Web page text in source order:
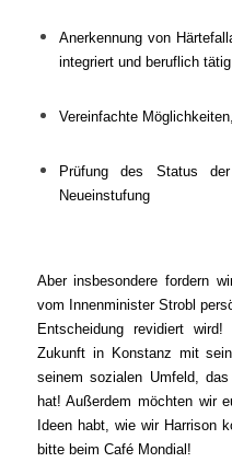
Anerkennung von
integriert und beruflich tätig
Vereinfachte
Prüfung des Status der
Neueinstufung
Aber insbesondere fordern
vom Innenminister Strobl
Entscheidung revidiert
Zukunft in Konstanz mit
seinem sozialen Umfeld,
hat! Außerdem möchten wir
Ideen habt, wie wir Harrison
bitte beim Café Mondial!